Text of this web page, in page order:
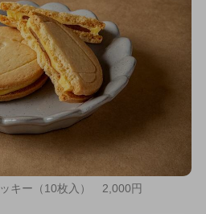
キー（10枚入） 2,000円